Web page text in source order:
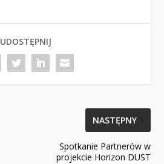
UDOSTĘPNIJ
NASTĘPNY
Spotkanie Partnerów w
projekcie Horizon DUST